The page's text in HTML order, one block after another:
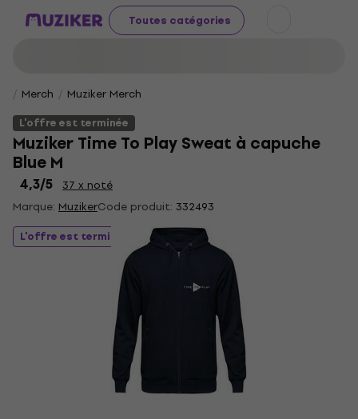
Toutes catégories
Merch
Muziker Merch
L'offre est terminée
Muziker Time To Play Sweat à capuche
Blue M
4,3/5
37 x noté
Marque: MuzikerCode produit: 332493
L'offre est terminée